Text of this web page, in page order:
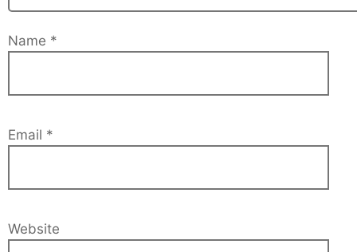
Name *
Email *
Website